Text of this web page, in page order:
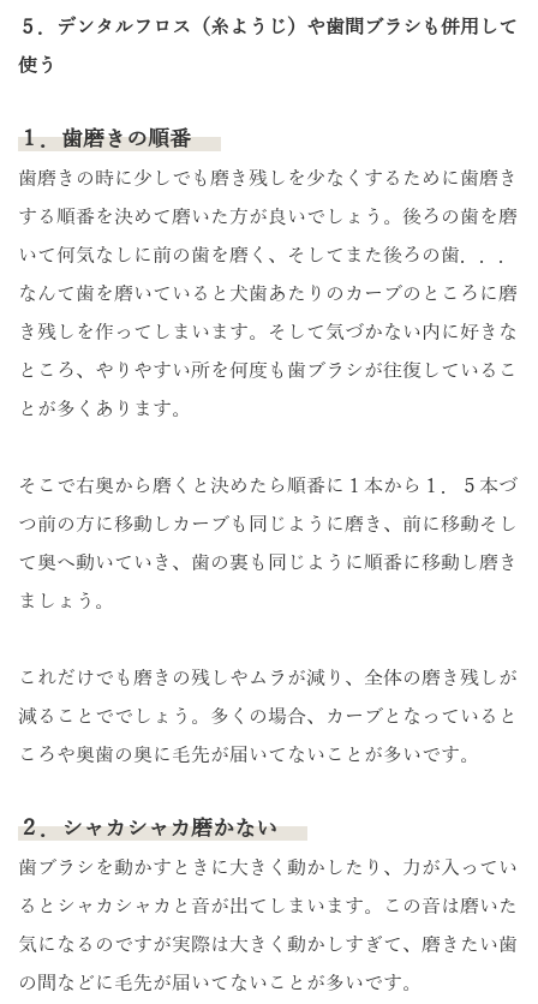
５．デンタルフロス（糸ようじ）や歯間ブラシも併用して
使う
１．歯磨きの順番
歯磨きの時に少しでも磨き残しを少なくするために歯磨き
する順番を決めて磨いた方が良いでしょう。後ろの歯を磨
いて何気なしに前の歯を磨く、そしてまた後ろの歯．．．
なんて歯を磨いていると犬歯あたりのカーブのところに磨
き残しを作ってしまいます。そして気づかない内に好きな
ところ、やりやすい所を何度も歯ブラシが往復しているこ
とが多くあります。
そこで右奥から磨くと決めたら順番に１本から１．５本づ
つ前の方に移動しカーブも同じように磨き、前に移動そし
て奥へ動いていき、歯の裏も同じように順番に移動し磨き
ましょう。
これだけでも磨きの残しやムラが減り、全体の磨き残しが
減ることででしょう。多くの場合、カーブとなっていると
ころや奥歯の奥に毛先が届いてないことが多いです。
２．シャカシャカ磨かない
歯ブラシを動かすときに大きく動かしたり、力が入ってい
るとシャカシャカと音が出てしまいます。この音は磨いた
気になるのですが実際は大きく動かしすぎて、磨きたい歯
の間などに毛先が届いてないことが多いです。